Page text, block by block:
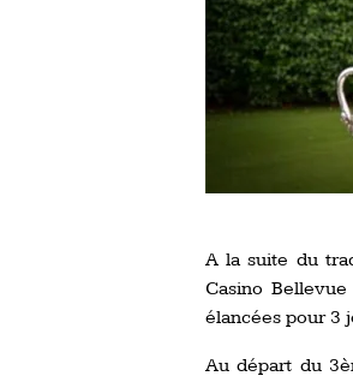
A la suite du
Casino
élancées pour 3
Au départ du